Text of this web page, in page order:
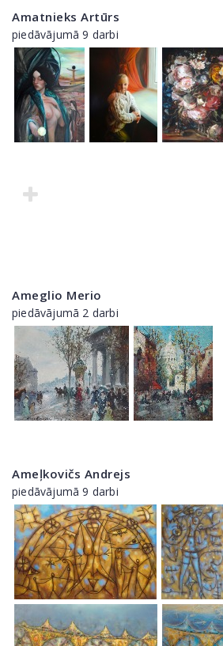
Amatnieks Artūrs
piedāvājumā 9 darbi
Ameglio Merio
piedāvājumā 2 darbi
Ameļkovičs Andrejs
piedāvājumā 9 darbi